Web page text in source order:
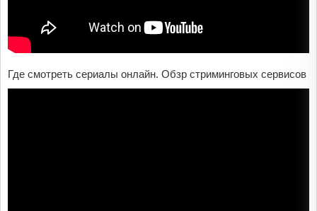
Где смотреть сериалы онлайн. Обзр стриминговых сервисов